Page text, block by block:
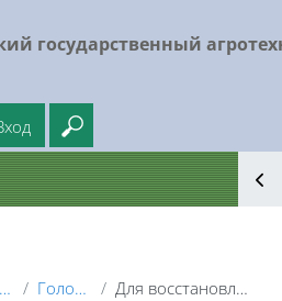
государственный
Введите ваш поисковый
Учебно-методические материалы Головной вуз Для восстановленных студентов